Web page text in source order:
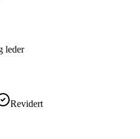
leder
Revidert